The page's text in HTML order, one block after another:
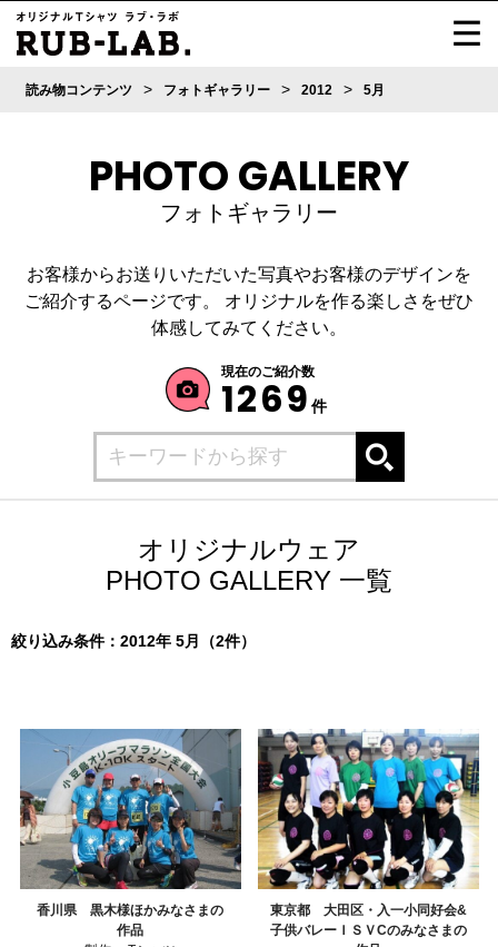
読み物コンテンツ > フォトギャラリー > 2012 > 5月
PHOTO GALLERY
フォトギャラリー
お客様からお送りいただいた写真やお客様のデザインを
ご紹介するページです。
オリジナルを作る楽しさをぜひ
体感してみてください。
現在のご紹介数
1269 件
オリジナルウェア
PHOTO GALLERY 一覧
絞り込み条件：2012年 5月（2件）
香川県 黒木様ほかみなさまの
作品
東京都 大田区・入一小同好会&
子供バレーＩＳＶCのみなさまの